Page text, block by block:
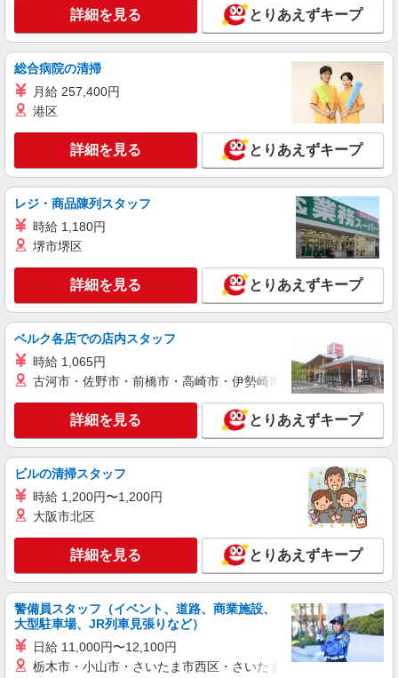
キープ 詳細を見る
株式会社kotrio /●NR-H-2102292
有料老人ホームの看護師＊健康管理/服薬管理/
時給2300円〜2875円＜ガソリン代含め交通費
全額支給/日払い・週払いOK＞
大和二見駅から徒歩7分◎自転車通勤OK
キープ 詳細を見る
派遣社員
＜年齢不問＞カンタン業務の障がい者支援員｜
軽作業補助×日払OK
時給1500円〜2125円 ＜日払い有/週払い有/交
通費全支給(ガソリン代含む)＞
大和二見駅から徒歩7分◎自転車通勤OK
キープ 詳細を見る
派遣社員
株式会社kotrio /●NR-H-1882001
大和二見駅★ゆったりサ高住スタッフ★清掃/
見回りなど◎日払いOK
時給1500円〜2125円 ＜日払い有/週払い有/交
大和二見駅から徒歩7分◎自転車通勤OK
キープ 詳細を見る
株式会社ブレイブ（マイナビグループ）/MD29
介護スタッフ ◆デイサービス、サービス付き
詳細を見る とりあえずキープ
総合病院の清掃
月給 257,400円
港区
詳細を見る とりあえずキープ
レジ・商品陳列スタッフ
時給 1,180円
堺市堺区
詳細を見る とりあえずキープ
ベルク各店での店内スタッフ
時給 1,065円
古河市・佐野市・前橋市・高崎市・伊勢崎市・太田市・館林市
詳細を見る とりあえずキープ
ビルの清掃スタッフ
時給 1,200円〜1,200円
大阪市北区
詳細を見る とりあえずキープ
警備員スタッフ（イベント、道路、商業施設、
大型駐車場、JR列車見張りなど）
日給 11,000円〜12,100円
栃木市・小山市・さいたま市西区・さいたま市岩槻区・久喜市・